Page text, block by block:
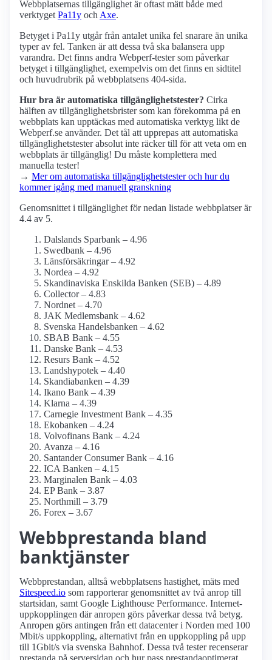
Webbplatsernas tillgänglighet är oftast mätt både med
verktyget Pa11y och Axe.
Betyget i Pa11y utgår från antalet unika fel snarare än unika
typer av fel. Tanken är att dessa två ska balansera upp
varandra. Det finns andra Webperf-tester som påverkar
betyget i tillgänglighet, exempelvis om det finns en sidtitel
och huvudrubrik på webbplatsens 404-sida.
Hur bra är automatiska tillgänglighets­tester? Cirka
hälften av tillgänglighets­brister som kan förekomma på en
webbplats kan upptäckas med automatiska verktyg likt de
Webperf.se använder. Det tål att upprepas att automatiska
tillgänglighets­tester absolut inte räcker till för att veta om en
webbplats är tillgänglig! Du måste komplettera med
manuella tester!
→ Mer om automatiska tillgänglighets­tester och hur du
kommer igång med manuell granskning
Genomsnittet i tillgänglighet för nedan listade webbplatser är
4.4 av 5.
Dalslands Sparbank – 4.96
Swedbank – 4.96
Länsförsäkringar – 4.92
Nordea – 4.92
Skandinaviska Enskilda Banken (SEB) – 4.89
Collector – 4.83
Nordnet – 4.70
JAK Medlemsbank – 4.62
Svenska Handelsbanken – 4.62
SBAB Bank – 4.55
Danske Bank – 4.53
Resurs Bank – 4.52
Landshypotek – 4.40
Skandiabanken – 4.39
Ikano Bank – 4.39
Klarna – 4.39
Carnegie Investment Bank – 4.35
Ekobanken – 4.24
Volvofinans Bank – 4.24
Avanza – 4.16
Santander Consumer Bank – 4.16
ICA Banken – 4.15
Marginalen Bank – 4.03
EP Bank – 3.87
Northmill – 3.79
Forex – 3.67
Webbprestanda bland
banktjänster
Webbprestandan, alltså webbplatsens hastighet, mäts med
Sitespeed.io som rapporterar genomsnittet av två anrop till
startsidan, samt Google Lighthouse Performance. Internet­
uppkopplingen där anropen görs påverkar dessa två betyg.
Anropen görs antingen från ett datacenter i Norden med 100
Mbit/s uppkoppling, alternativt från en uppkoppling på upp
till 1Gbit/s via svenska Bahnhof. Dessa två tester recenserar
prestanda på serversidan och hur pass prestanda­optimerat